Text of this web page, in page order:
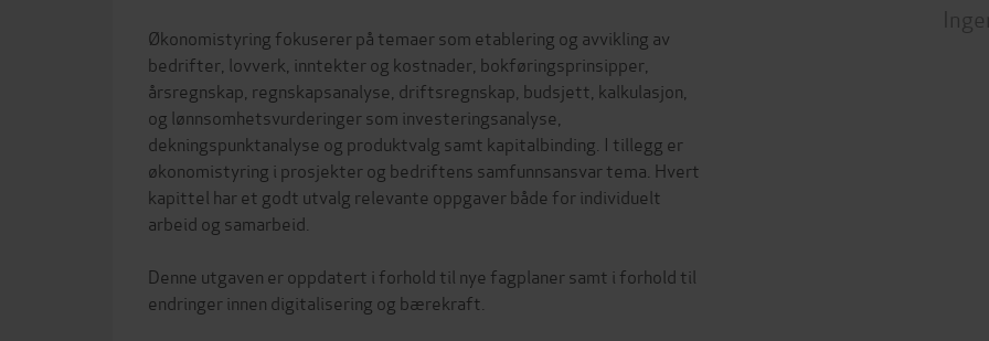
Økonomistyring fokuserer på temaer som etablering og avvikling av
bedrifter, lovverk, inntekter og kostnader, bokføringsprinsipper,
årsregnskap, regnskapsanalyse, driftsregnskap, budsjett, kalkulasjon,
og lønnsomhetsvurderinger som investeringsanalyse,
dekningspunktanalyse og produktvalg samt kapitalbinding. I tillegg er
økonomistyring i prosjekter og bedriftens samfunnsansvar tema. Hvert
kapittel har et godt utvalg relevante oppgaver både for individuelt
arbeid og samarbeid.
Denne utgaven er oppdatert i forhold til nye fagplaner samt i forhold til
endringer innen digitalisering og bærekraft.